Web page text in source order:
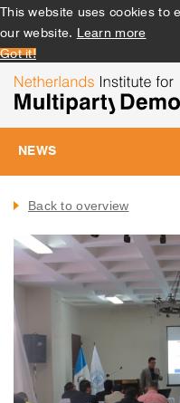
This website uses cookies to
our website. Learn more
Got it!
NEWS
Back to overview